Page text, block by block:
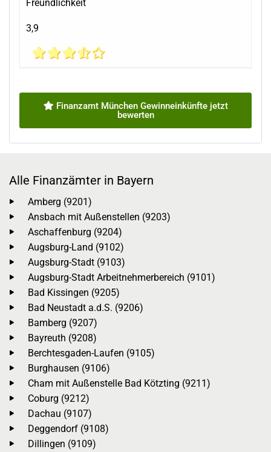
Freundlichkeit
3,9
Finanzamt München Gewinneinkünfte jetzt
bewerten
Alle Finanzämter in Bayern
Amberg (9201)
Ansbach mit Außenstellen (9203)
Aschaffenburg (9204)
Augsburg-Land (9102)
Augsburg-Stadt (9103)
Augsburg-Stadt Arbeitnehmerbereich (9101)
Bad Kissingen (9205)
Bad Neustadt a.d.S. (9206)
Bamberg (9207)
Bayreuth (9208)
Berchtesgaden-Laufen (9105)
Burghausen (9106)
Cham mit Außenstelle Bad Kötzting (9211)
Coburg (9212)
Dachau (9107)
Deggendorf (9108)
Dillingen (9109)